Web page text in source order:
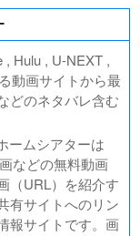
よくて～
霊の幸わう夏
, Hulu , U-NEXT ,
動画サイトから最
どのネタバレ含む
ームシアターは
などの無料動画
（URL）を紹介す
有サイトへのリン
報サイトです。画